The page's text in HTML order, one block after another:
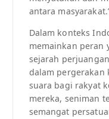
antara
Dalam konteks
memainkan peran
sejarah
dalam pergerakan
suara bagi rakyat
mereka, seniman
semangat